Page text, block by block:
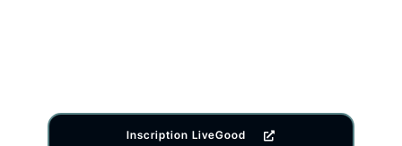
Inscription LiveGood